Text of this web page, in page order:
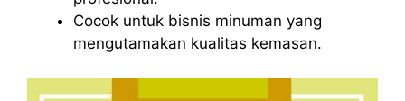
Cocok untuk bisnis minuman yang
mengutamakan kualitas kemasan.